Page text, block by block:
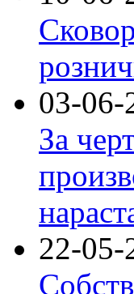
03-06-
За
22-05-